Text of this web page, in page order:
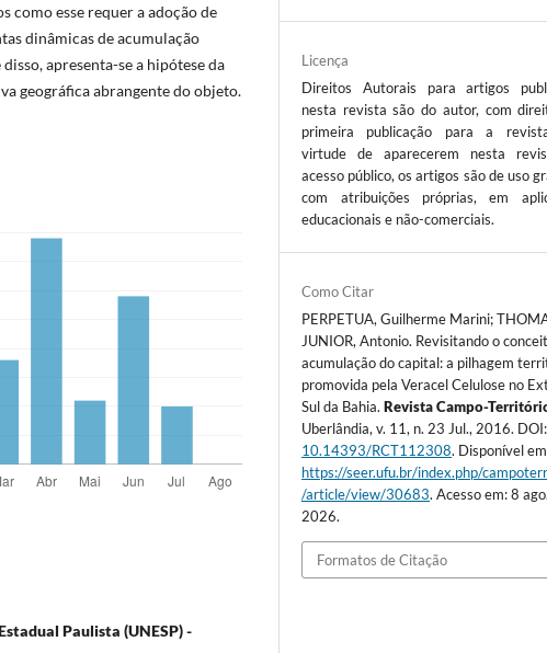
como esse requer a adoção de
dinâmicas de acumulação
apresenta-se a hipótese da
geográfica abrangente do objeto.
Paulista (UNESP) -
Licença
Direitos Autorais para artigos
nesta revista são do autor, com
primeira publicação para a
virtude de aparecerem nesta
acesso público, os artigos são de uso
com atribuições próprias, em
educacionais e não-comerciais.
Como Citar
PERPETUA, Guilherme Marini;
JUNIOR, Antonio. Revisitando o
acumulação do capital: a pilhagem
promovida pela Veracel Celulose no
Sul da Bahia.Revista Campo-
Uberlândia, v. 11, n. 23 Jul., 2016. DOI:
10.14393/RCT112308. Disponível
https://seer.ufu.br/index.php/
/article/view/30683. Acesso em: 8 ago.
2026.
Formatos de Citação